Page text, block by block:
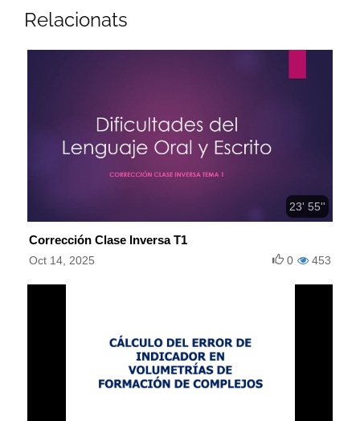
Relacionats
23' 55''
Corrección Clase Inversa T1
Oct 14, 2025 453
0